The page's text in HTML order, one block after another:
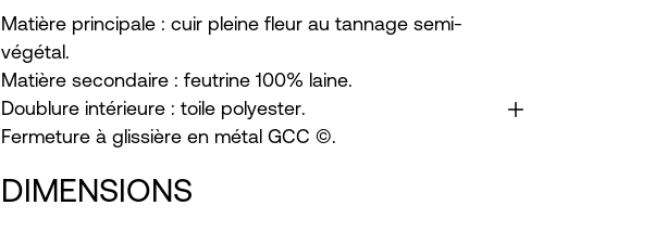
Matière principale : cuir pleine fleur au tannage semi-
végétal.
Matière secondaire : feutrine 100% laine.
Doublure intérieure : toile polyester.
Fermeture à glissière en métal GCC ©.
DIMENSIONS